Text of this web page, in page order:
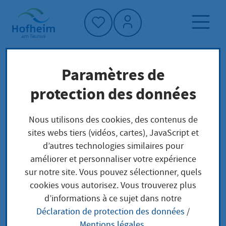
Accueil"
Page d'accueil
Trouver un service
Préoccupations locales
Steuerliche Anmeldung eines Unternehmens
Zusendung
Steuerliche
Anmeldung eines
Paramètres de
protection des données
Nous utilisons des cookies, des contenus de
sites webs tiers (vidéos, cartes), JavaScript et
d’autres technologies similaires pour
améliorer et personnaliser votre expérience
sur notre site. Vous pouvez sélectionner, quels
cookies vous autorisez. Vous trouverez plus
d’informations à ce sujet dans notre
Déclaration de protection des données /